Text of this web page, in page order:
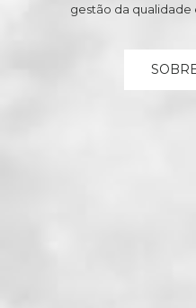
gestão da qualidade